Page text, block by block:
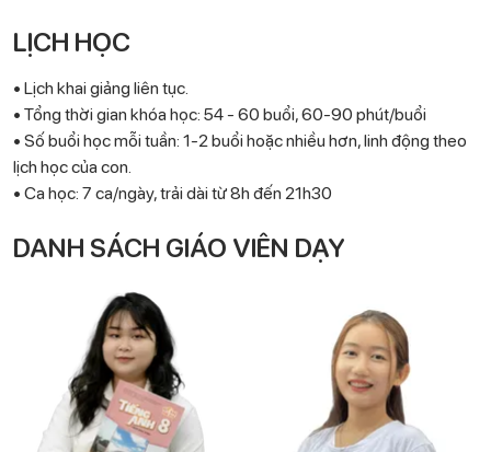
LỊCH HỌC
• Lịch khai giảng liên tục.
• Tổng thời gian khóa học: 54 - 60 buổi, 60-90 phút/buổi
• Số buổi học mỗi tuần: 1-2 buổi hoặc nhiều hơn, linh động theo
lịch học của con.
• Ca học: 7 ca/ngày, trải dài từ 8h đến 21h30
DANH SÁCH GIÁO VIÊN DẠY